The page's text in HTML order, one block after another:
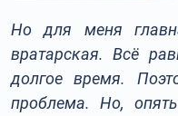
Но для меня
вратарская. Всё
долгое время.
проблема. Но,